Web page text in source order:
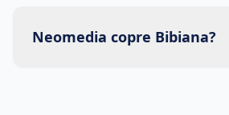
Neomedia copre Bibiana?